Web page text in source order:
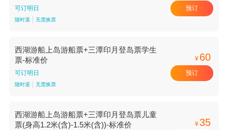
可订明日
随时退 无需换票
预订
西湖游船上岛游船票+三潭印月登岛票学生
票-标准价
可订明日
随时退 无需换票
¥ 60
预订
西湖游船上岛游船票+三潭印月登岛票儿童
票(身高1.2米(含)-1.5米(含))-标准价
¥35